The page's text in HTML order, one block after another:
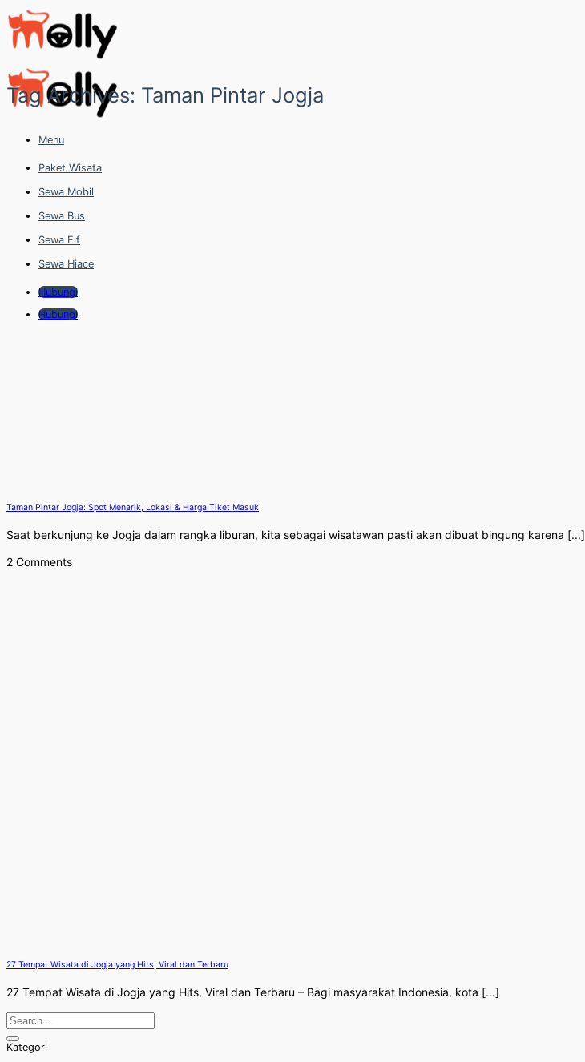
Skip
to
content
Menu
Paket Wisata
Sewa Mobil
Sewa Bus
Sewa Elf
Sewa Hiace
Hubungi
Hubungi
Tag Archives: Taman Pintar Jogja
Taman Pintar Jogja: Spot Menarik, Lokasi & Harga Tiket Masuk
Saat berkunjung ke Jogja dalam rangka liburan, kita sebagai wisatawan pasti akan dibuat bingung karena [...]
2 Comments
27 Tempat Wisata di Jogja yang Hits, Viral dan Terbaru
27 Tempat Wisata di Jogja yang Hits, Viral dan Terbaru – Bagi masyarakat Indonesia, kota [...]
Kategori